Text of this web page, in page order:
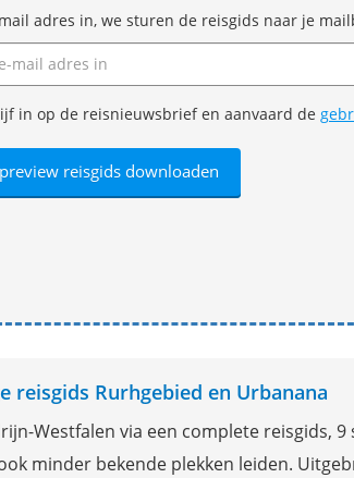
adres in, we sturen de reisgids naar je
in op de reisnieuwsbrief en aanvaard de
reisgids Rurhgebied en Urbanana
Westfalen via een complete reisgids,
minder bekende plekken leiden.